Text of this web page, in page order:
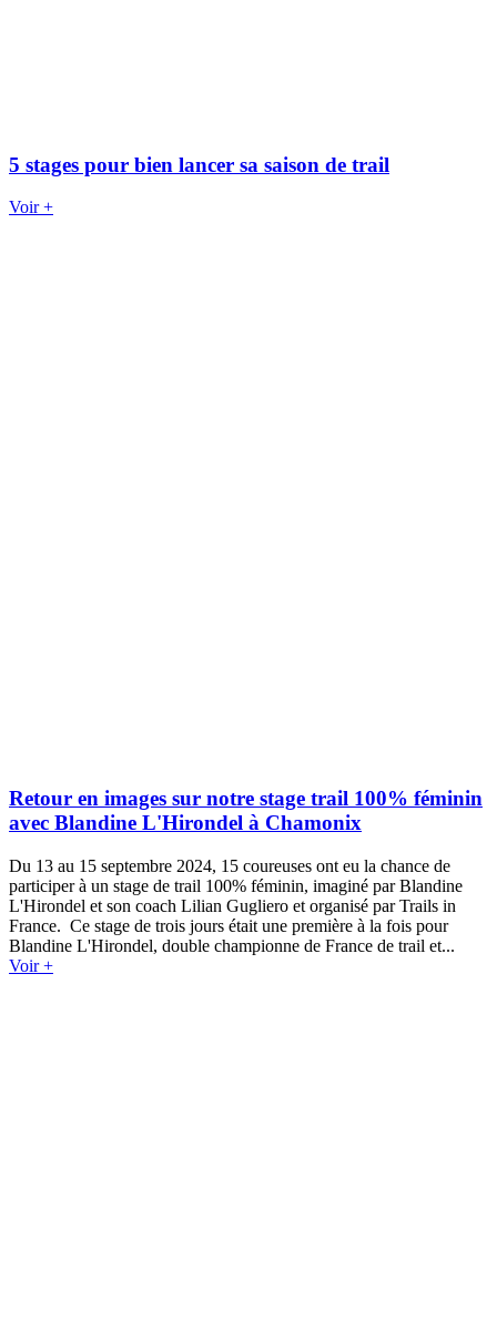
5 stages pour bien lancer sa saison de trail
Voir +
Retour en images sur notre stage trail 100% féminin
avec Blandine L'Hirondel à Chamonix
Du 13 au 15 septembre 2024, 15 coureuses ont eu la chance de
participer à un stage de trail 100% féminin, imaginé par Blandine
L'Hirondel et son coach Lilian Gugliero et organisé par Trails in
France. Ce stage de trois jours était une première à la fois pour
Blandine L'Hirondel, double championne de France de trail et...
Voir +